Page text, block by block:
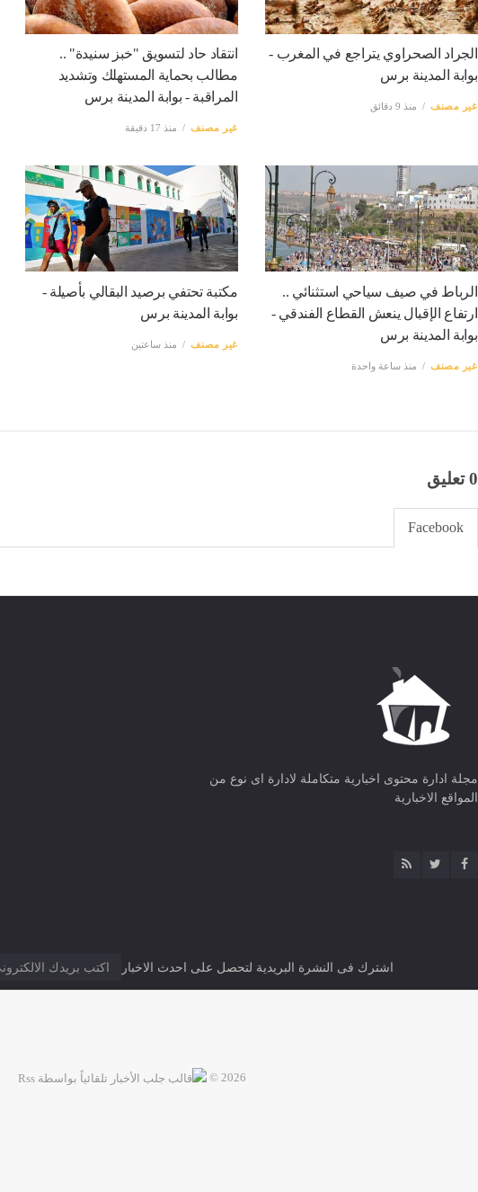
الجراد الصحراوي يتراجع في المغرب -
بوابة المدينة برس
غير مصنف منذ 9 دقائق
انتقاد حاد لتسويق "خبز سنيدة" ..
مطالب بحماية المستهلك وتشديد
المراقبة - بوابة المدينة برس
غير مصنف منذ 17 دقيقة
الرباط في صيف سياحي استثنائي ..
ارتفاع الإقبال ينعش القطاع الفندقي -
بوابة المدينة برس
غير مصنف منذ ساعة واحدة
مكتبة تحتفي برصيد البقالي بأصيلة -
بوابة المدينة برس
غير مصنف منذ ساعتين
0 تعليق
Facebook
مجلة ادارة محتوى اخبارية متكاملة لادارة اى نوع من
المواقع الاخبارية
اشترك فى النشرة البريدية لتحصل على احدث الاخبار
2026 ©